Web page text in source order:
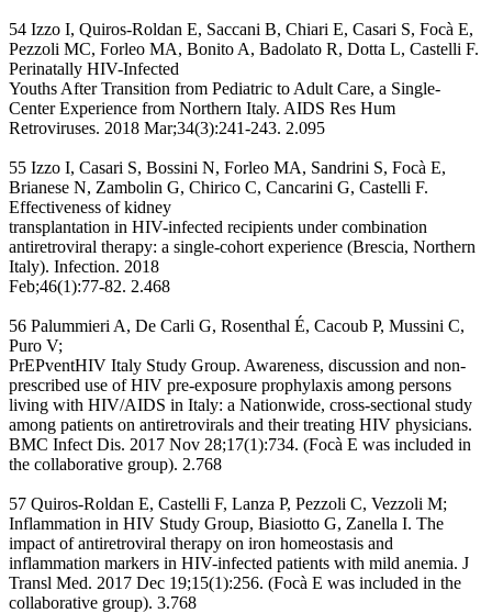
54 Izzo I, Quiros-Roldan E, Saccani B, Chiari E, Casari S, Focà E,
Pezzoli MC, Forleo MA, Bonito A, Badolato R, Dotta L, Castelli F.
Perinatally HIV-Infected
Youths After Transition from Pediatric to Adult Care, a Single-
Center Experience from Northern Italy. AIDS Res Hum
Retroviruses. 2018 Mar;34(3):241-243. 2.095
55 Izzo I, Casari S, Bossini N, Forleo MA, Sandrini S, Focà E,
Brianese N, Zambolin G, Chirico C, Cancarini G, Castelli F.
Effectiveness of kidney
transplantation in HIV-infected recipients under combination
antiretroviral therapy: a single-cohort experience (Brescia, Northern
Italy). Infection. 2018
Feb;46(1):77-82. 2.468
56 Palummieri A, De Carli G, Rosenthal É, Cacoub P, Mussini C,
Puro V;
PrEPventHIV Italy Study Group. Awareness, discussion and non-
prescribed use of HIV pre-exposure prophylaxis among persons
living with HIV/AIDS in Italy: a Nationwide, cross-sectional study
among patients on antiretrovirals and their treating HIV physicians.
BMC Infect Dis. 2017 Nov 28;17(1):734. (Focà E was included in
the collaborative group). 2.768
57 Quiros-Roldan E, Castelli F, Lanza P, Pezzoli C, Vezzoli M;
Inflammation in HIV Study Group, Biasiotto G, Zanella I. The
impact of antiretroviral therapy on iron homeostasis and
inflammation markers in HIV-infected patients with mild anemia. J
Transl Med. 2017 Dec 19;15(1):256. (Focà E was included in the
collaborative group). 3.768